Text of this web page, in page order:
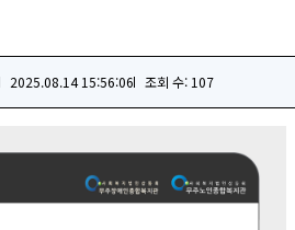
2025.08.14 15:56:06 조회 수: 107